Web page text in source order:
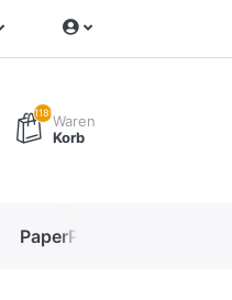
1189Waren
Korb
PaperPro High-